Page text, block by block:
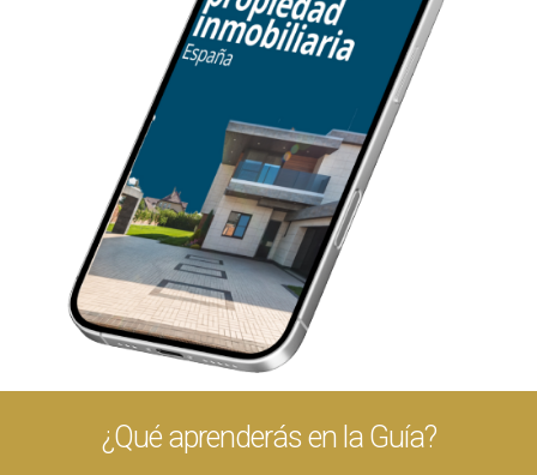
¿Qué aprenderás en la Guía?